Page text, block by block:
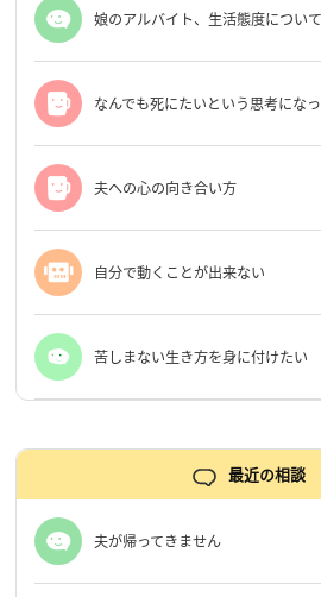
娘のアルバイト、生活態度について
なんでも死にたいという思考にな
夫への心の向き合い方
自分で動くことが出来ない
苦しまない生き方を身に付けたい
最近の相談
夫が帰ってきません